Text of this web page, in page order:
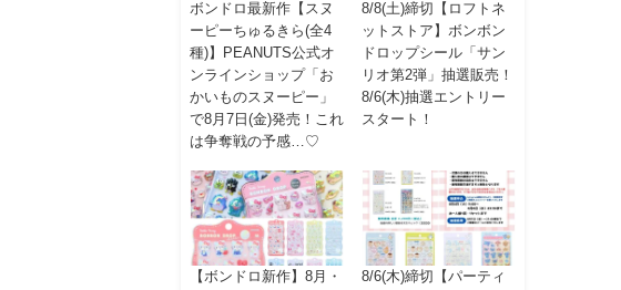
ボンドロ最新作【スヌ
ーピーちゅるきら(全4
種)】PEANUTS公式オ
ンラインショップ「お
かいものスヌーピー」
で8月7日(金)発売！これ
は争奪戦の予感…♡
8/8(土)締切【ロフトネ
ットストア】ボンボン
ドロップシール「サン
リオ第2弾」抽選販売！
8/6(木)抽選エントリー
スタート！
【ボンドロ新作】8月・
8/6(木)締切【パーティ